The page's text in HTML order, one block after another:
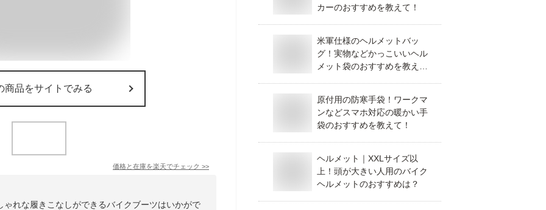
商品をサイトでみる
価格と在庫を楽天でチェック >>
れな履きこなしができるバイクブーツはいかがで
カーのおすすめを教えて！
米軍仕様のヘルメットバッ
グ！実物などかっこいいヘル
メット袋のおすすめを教え
原付用の防寒手袋！ワークマ
ンなどスマホ対応の暖かい手
袋のおすすめを教えて！
ヘルメット｜XXLサイズ以
上！頭が大きい人用のバイク
ヘルメットのおすすめは？